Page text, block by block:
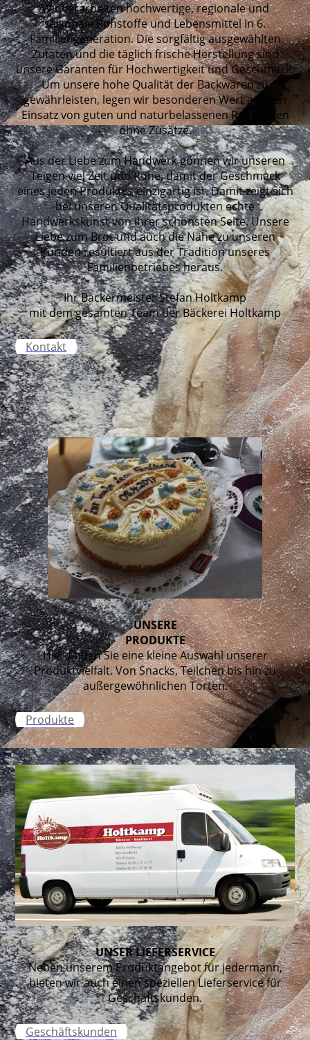
Wir verarbeiten hochwertige, regionale und
saisonale Rohstoffe und Lebensmittel in 6.
Familiengeneration. Die sorgfältig ausgewählten
Zutaten und die täglich frische Herstellung sind
unsere Garanten für Hochwertigkeit und Geschmack.
Um unsere hohe Qualität der Backwaren zu
gewährleisten, legen wir besonderen Wert auf den
Einsatz von guten und naturbelassenen Rohstoffen
ohne Zusätze.
Aus der Liebe zum Handwerk gönnen wir unseren
Teigen viel Zeit und Ruhe, damit der Geschmack
eines jeden Produktes einzigartig ist. Damit zeigt sich
bei unseren Qualitätsprodukten echte
Handwerkskunst von ihrer schönsten Seite. Unsere
Liebe zum Brot und auch die Nähe zu unseren
Kunden resultiert aus der Tradition unseres
Familienbetriebes heraus.
Ihr Bäckermeister Stefan Holtkamp
mit dem gesamten Team der Bäckerei Holtkamp
Kontakt
UNSERE
PRODUKTE
Hier finden Sie eine kleine Auswahl unserer
Produktvielfalt. Von Snacks, Teilchen bis hin zu
außergewöhnlichen Torten.
Produkte
UNSER LIEFERSERVICE
Neben unserem Produktangebot für jedermann,
bieten wir auch einen speziellen Lieferservice für
Geschäftskunden.
Geschäftskunden